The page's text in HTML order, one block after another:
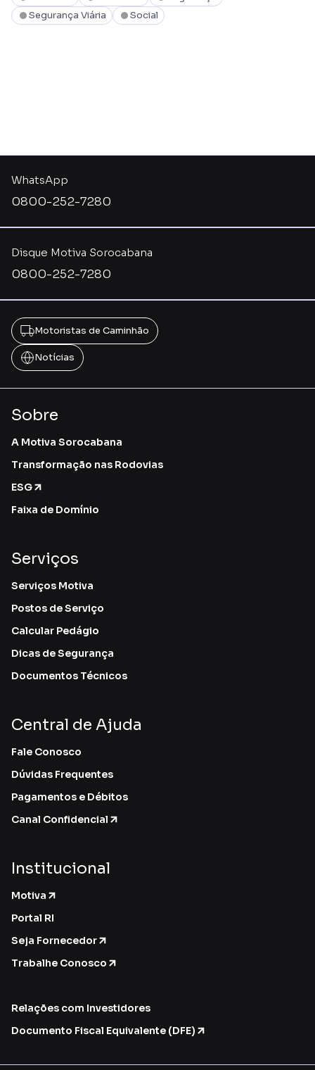
Segurança Viária
Social
Disque Motiva Sorocabana
0800-252-7280
WhatsApp
0800-252-7280
Motoristas de Caminhão
Notícias
Sobre
A Motiva Sorocabana
Transformação nas Rodovias
ESG
Faixa de Domínio
Serviços
Serviços Motiva
Postos de Serviço
Calcular Pedágio
Dicas de Segurança
Documentos Técnicos
Central de Ajuda
Fale Conosco
Dúvidas Frequentes
Pagamentos e Débitos
Canal Confidencial
Institucional
Motiva
Portal RI
Seja Fornecedor
Trabalhe Conosco
Relações com Investidores
Documento Fiscal Equivalente (DFE)